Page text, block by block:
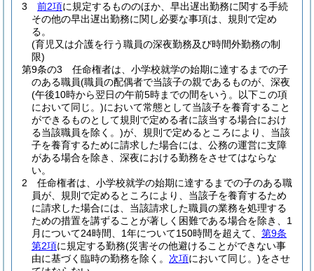
3
前2項に規定するもののほか、早出遅出勤務に関する手続
その他の早出遅出勤務に関し必要な事項は、規則で定め
る。
(育児又は介護を行う職員の深夜勤務及び時間外勤務の制
限)
第9条の3
任命権者は、小学校就学の始期に達するまでの子
のある職員(職員の配偶者で当該子の親であるものが、深夜
(午後10時から翌日の午前5時までの間をいう。以下この項
において同じ。)において常態として当該子を養育すること
ができるものとして規則で定める者に該当する場合におけ
る当該職員を除く。)が、規則で定めるところにより、当該
子を養育するために請求した場合には、公務の運営に支障
がある場合を除き、深夜における勤務をさせてはならな
い。
2
任命権者は、小学校就学の始期に達するまでの子のある職
員が、規則で定めるところにより、当該子を養育するため
に請求した場合には、当該請求した職員の業務を処理する
ための措置を講ずることが著しく困難である場合を除き、1
月について24時間、1年について150時間を超えて、 第9条
第2項に規定する勤務(災害その他避けることができない事
由に基づく臨時の勤務を除く。 次項において同じ。)をさせ